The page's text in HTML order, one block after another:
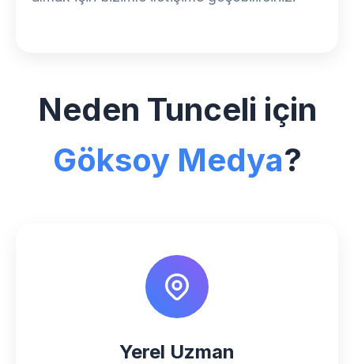
Neden Tunceli için
Göksoy Medya?
Yerel Uzman